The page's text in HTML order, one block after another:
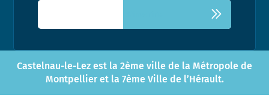
Castelnau-le-Lez est la 2ème ville de la Métropole de
Montpellier et la 7ème Ville de l’Hérault.